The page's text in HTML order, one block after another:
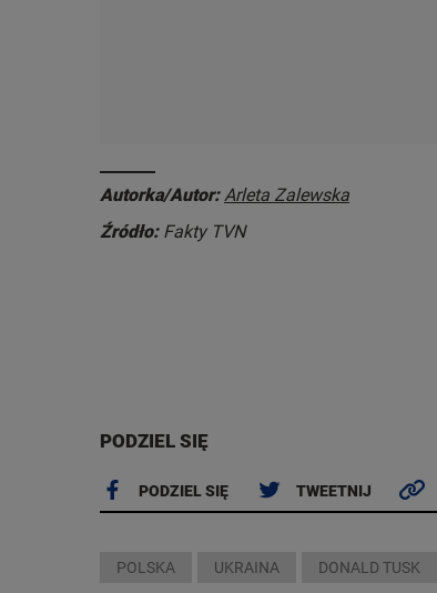
Autorka/Autor: Arleta Zalewska
Źródło: Fakty TVN
PODZIEL SIĘ
PODZIEL SIĘ TWEETNIJ
POLSKA UKRAINA DONALD TUSK